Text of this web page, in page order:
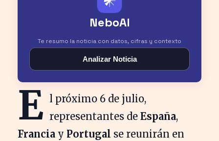
NeboAI
Te resumo la noticia con datos, cifras y contexto
Analizar Noticia
E l próximo 6 de julio,
representantes de España,
Francia y Portugal se reunirán en